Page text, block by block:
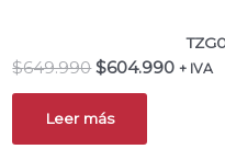
$649.990 $604.990 + IVA
Leer más